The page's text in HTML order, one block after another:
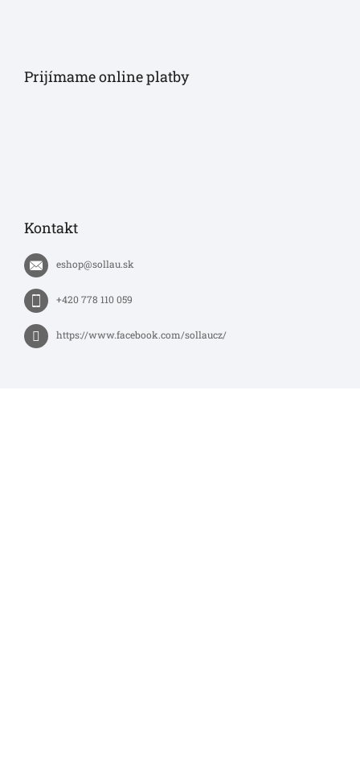
Prijímame online platby
Kontakt
eshop@sollau.sk
+420 778 110 059
https://www.facebook.com/sollaucz/